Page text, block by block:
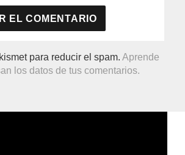
para reducir el spam.Aprende
los datos de tus comentarios.